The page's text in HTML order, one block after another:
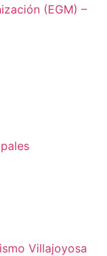
(EGM) –
Villajoyosa